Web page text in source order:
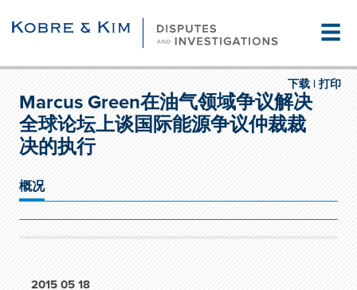
☰
打印
下载 |
Marcus Green在油气领域争议解决
全球论坛上谈国际能源争议仲裁裁
决的执行
概况
2015 05 18